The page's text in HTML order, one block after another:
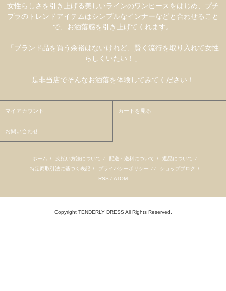
女性らしさを引き上げる美しいラインのワンピースをはじめ、プチ
プラのトレンドアイテムはシンプルなインナーなどと合わせること
で、お洒落感を引き上げてくれます。
「ブランド品を買う余裕はないけれど、賢く流行を取り入れて女性
らしくいたい！」
是非当店でそんなお洒落を体験してみてください！
マイアカウント カートを見る
お問い合わせ
ホーム / 支払い方法について / 配送・送料について / 返品について /
特定商取引法に基づく表記 / プライバシーポリシー / / ショップブログ /
RSS / ATOM
Copyright TENDERLY DRESS All Rights Reserved.